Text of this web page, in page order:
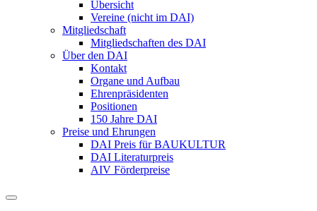
Übersicht
Vereine (nicht im DAI)
Mitgliedschaft
Mitgliedschaften des DAI
Über den DAI
Kontakt
Organe und Aufbau
Ehrenpräsidenten
Positionen
150 Jahre DAI
Preise und Ehrungen
DAI Preis für BAUKULTUR
DAI Literaturpreis
AIV Förderpreise